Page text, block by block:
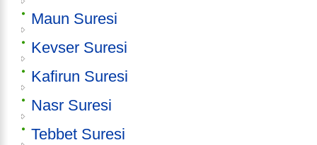
Maun Suresi
Kevser Suresi
Kafirun Suresi
Nasr Suresi
Tebbet Suresi